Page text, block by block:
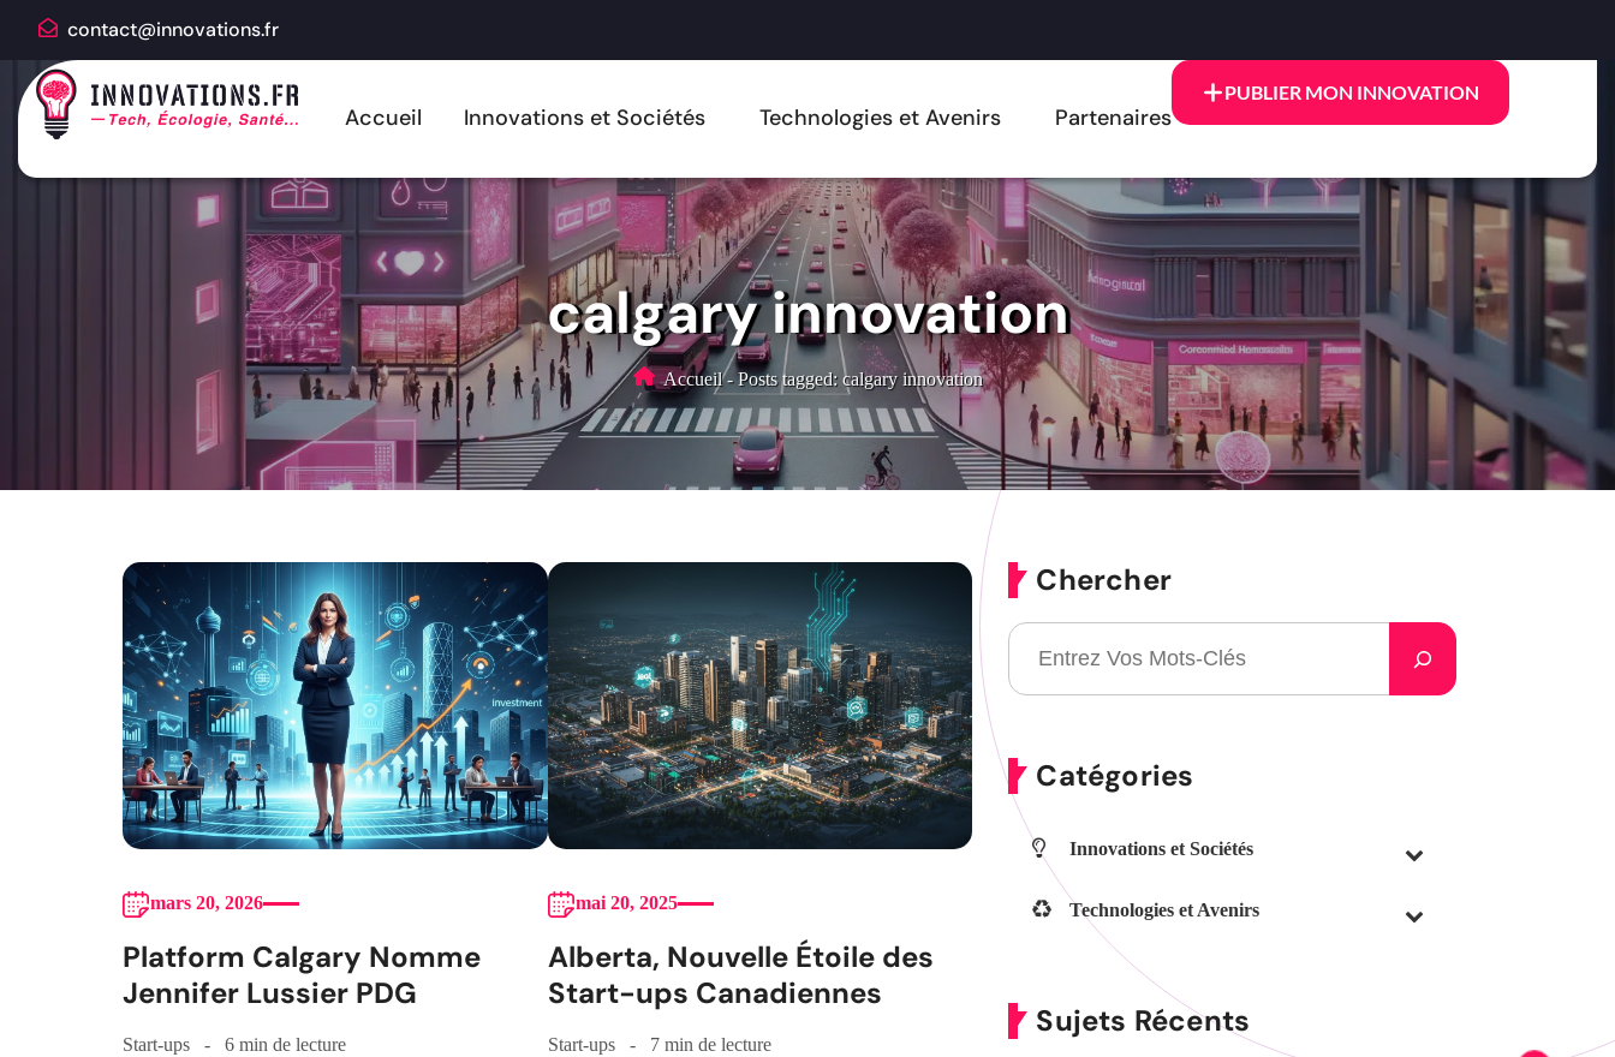
contact@innovations.fr
Accueil Innovations et Sociétés Technologies et Avenirs Partenaires
PUBLIER MON INNOVATION
calgary innovation
Accueil - Posts tagged: calgary innovation
mars 20, 2026
Platform Calgary Nomme
Jennifer Lussier PDG
Start-ups 6 min de lecture
mai 20, 2025
Alberta, Nouvelle Étoile des
Start-ups Canadiennes
Start-ups 7 min de lecture
Chercher
Catégories
Innovations et Sociétés
Technologies et Avenirs
Sujets Récents